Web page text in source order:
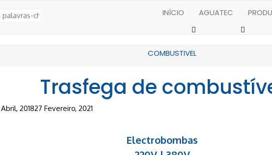
INÍCIO AGUATEC
COMBUSTIVEL
Trasfega de
Abril, 201827 Fevereiro, 2021
Electrobombas